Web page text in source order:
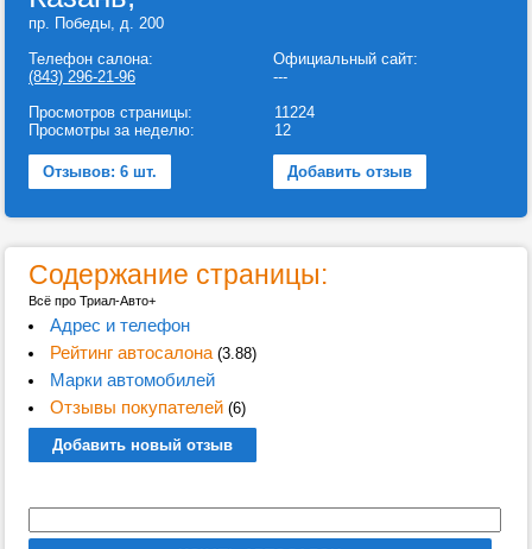
пр. Победы, д. 200
Телефон салона:
(843) 296-21-96
Официальный сайт:
---
Просмотров страницы:
Просмотры за неделю:
11224
12
Отзывов: 6 шт. Добавить отзыв
Содержание страницы:
Всё про Триал-Авто+
Адрес и телефон
Рейтинг автосалона(3.88)
Марки автомобилей
Отзывы покупателей(6)
Добавить новый отзыв